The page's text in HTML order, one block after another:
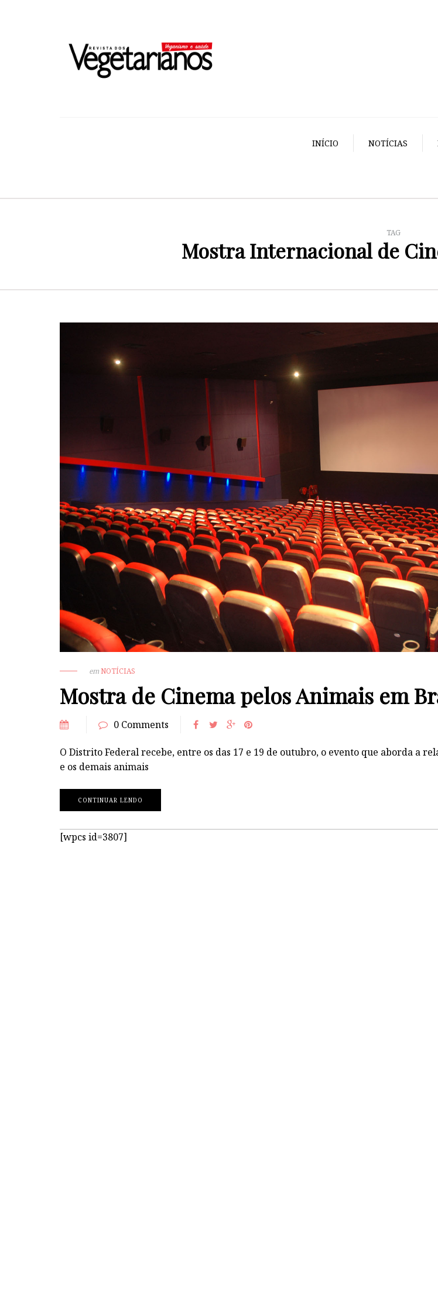
INÍCIO NOTÍCIAS
TAG
Mostra Internacional de
emNOTÍCIAS
Mostra de Cinema pelos Animais em
0 Comments
O Distrito Federal recebe, entre os das 17 e 19 de outubro, o evento que aborda a
e os demais animais
CONTINUAR LENDO
[wpcs id=3807]